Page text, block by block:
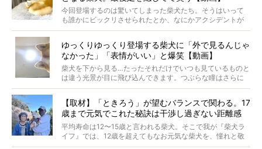
屋敷裕政さんに、拒否柴を掘っていただきました！ イン
タビューと合わせてご覧ください。
今回登場するのは驚いてしまった柴犬たち。そうはいって
も誰かにビックリさせられたとか、なにかアクシデントが
起きたとか、そういうことが原因ではありません。全ての
ゆっくりゆっくり登場する柴犬に「外で見るんじゃ
なかった」「表情がいい」と爆笑【動画】
柴犬を下から見る…たったそれだけでいつも見ているものと
は違う光景が目に飛び込んできます。つぶらな瞳はさらに
つぶらに見え、モフモフのお顔はさらにモフモフに見えま
【取材】「ときろう」が望むバランスで関わる。17
歳まで元気でこれた秘訣は干渉し過ぎない距離感
#38ときろう
平均寿命は12〜15歳と言われる柴犬。そこで我が『柴犬ラ
イフ』では、12歳を超えてもなお元気な柴犬を、憧れと敬
意を込めて“レジェンド柴”と呼んでいます。 この特集で